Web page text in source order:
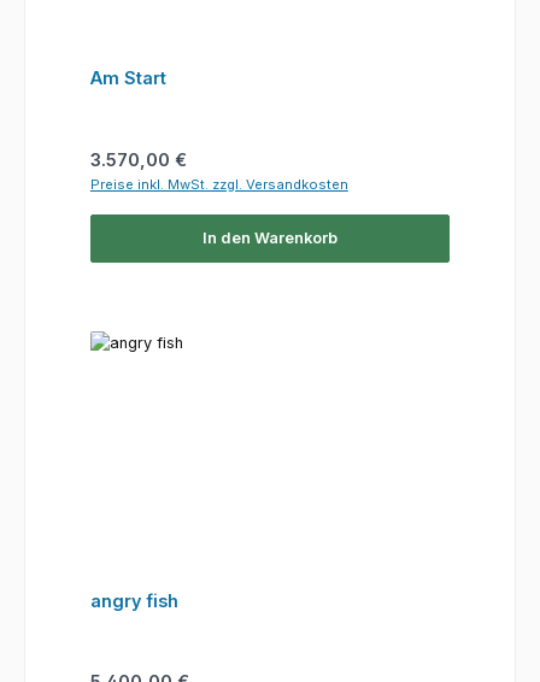
Am Start
Regulärer Preis:
3.570,00 €
Preise inkl. MwSt. zzgl. Versandkosten
In den Warenkorb
angry fish